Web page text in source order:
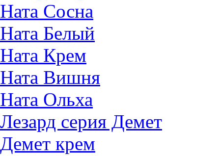
Ната Сосна
Ната Белый
Ната Крем
Ната Вишня
Ната Ольха
Лезард серия Демет
Демет крем